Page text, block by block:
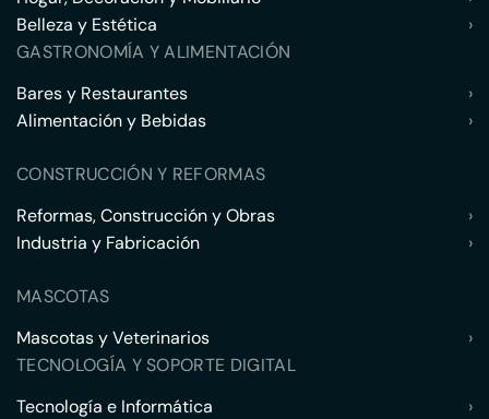
Belleza y Estética
›
GASTRONOMÍA Y ALIMENTACIÓN
Bares y Restaurantes
›
Alimentación y Bebidas
›
CONSTRUCCIÓN Y REFORMAS
Reformas, Construcción y Obras
›
Industria y Fabricación
›
MASCOTAS
Mascotas y Veterinarios
›
TECNOLOGÍA Y SOPORTE DIGITAL
Tecnología e Informática
›